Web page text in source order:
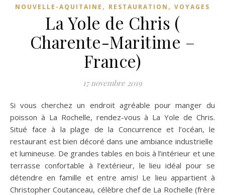
NOUVELLE-AQUITAINE , RESTAURATION , VOYAGES
La Yole de Chris (
Charente-Maritime –
France)
17 novembre 2019
Si vous cherchez un endroit agréable pour manger du
poisson à La Rochelle, rendez-vous à La Yole de Chris.
Situé face à la plage de la Concurrence et l’océan, le
restaurant est bien décoré dans une ambiance industrielle
et lumineuse. De grandes tables en bois à l’intérieur et une
terrasse confortable à l’extérieur, le lieu idéal pour se
détendre en famille et entre amis! Le lieu appartient à
Christopher Coutanceau, célèbre chef de La Rochelle (frère